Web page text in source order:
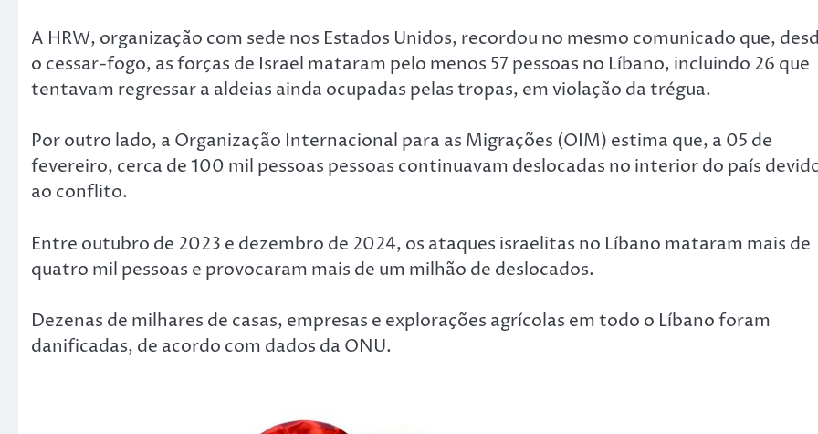
A HRW, organização com sede nos Estados Unidos, recordou no mesmo comunicado que,
o cessar-fogo, as forças de Israel mataram pelo menos 57 pessoas no Líbano, incluindo 26 que
tentavam regressar a aldeias ainda ocupadas pelas tropas, em violação da trégua.
Por outro lado, a Organização Internacional para as Migrações (OIM) estima que, a 05 de
fevereiro, cerca de 100 mil pessoas pessoas continuavam deslocadas no interior do país
ao conflito.
Entre outubro de 2023 e dezembro de 2024, os ataques israelitas no Líbano mataram mais de
quatro mil pessoas e provocaram mais de um milhão de deslocados.
Dezenas de milhares de casas, empresas e explorações agrícolas em todo o Líbano foram
danificadas, de acordo com dados da ONU.